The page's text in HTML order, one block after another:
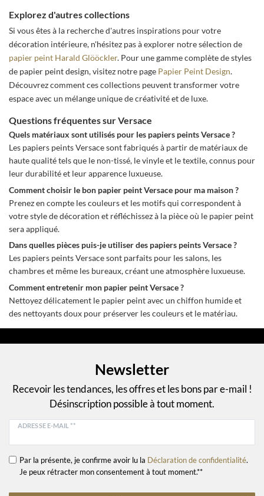
Explorez d'autres collections
Si vous êtes à la recherche d'autres inspirations pour votre
décoration intérieure, n'hésitez pas à explorer notre sélection de
papier peint Harald Glööckler. Pour une gamme complète de styles
de papier peint design, visitez notre page Papier Peint Design.
Découvrez comment ces collections peuvent transformer votre
espace avec un mélange unique de créativité et de luxe.
Questions fréquentes sur Versace
Quels matériaux sont utilisés pour les papiers peints Versace ?
Les papiers peints Versace sont fabriqués à partir de matériaux de
haute qualité tels que le non-tissé, le vinyle et le textile, connus pour
leur durabilité et leur apparence luxueuse.
Comment choisir le bon papier peint Versace pour ma maison ?
Prenez en compte les couleurs et les motifs qui correspondent à
votre style de décoration et réfléchissez à la pièce où le papier peint
sera appliqué.
Dans quelles pièces puis-je utiliser des papiers peints Versace ?
Les papiers peints Versace sont parfaits pour les salons, les
chambres et même les bureaux, créant une atmosphère luxueuse.
Comment entretenir mon papier peint Versace ?
Nettoyez délicatement le papier peint avec un chiffon humide et
des nettoyants doux pour préserver les couleurs et le matériau.
Newsletter
Recevoir les tendances, les offres et les bons par e-mail !
Désinscription possible à tout moment.
ADRESSE E-MAIL **
Par la présente, je confirme avoir lu la Déclaration de confidentialité.
Je peux rétracter mon consentement à tout moment.**